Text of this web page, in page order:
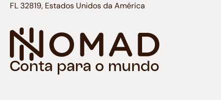
Conta para o mundo
FL 32819, Estados Unidos da América